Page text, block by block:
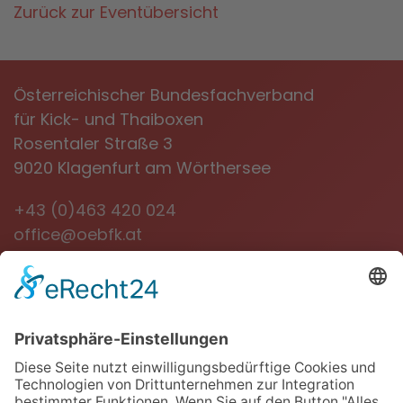
Zurück zur Eventübersicht
Österreichischer Bundesfachverband
für Kick- und Thaiboxen
Rosentaler Straße 3
9020 Klagenfurt am Wörthersee
+43 (0)463 420 024
office@oebfk.at
NEWSLETTER